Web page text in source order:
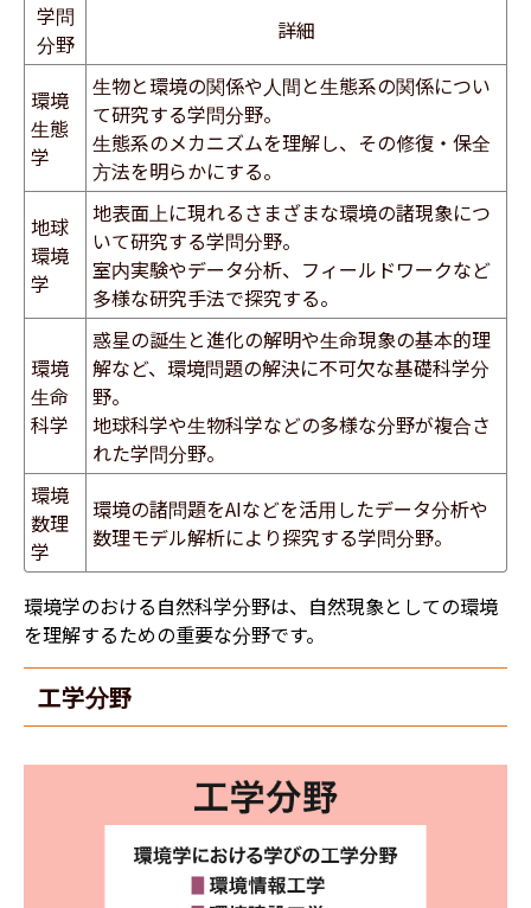
学問
分野
詳細
環境
生態
学
生物と環境の関係や人間と生態系の関係につい
て研究する学問分野。
生態系のメカニズムを理解し、その修復・保全
方法を明らかにする。
地球
環境
学
地表面上に現れるさまざまな環境の諸現象につ
いて研究する学問分野。
室内実験やデータ分析、フィールドワークなど
多様な研究手法で探究する。
環境
生命
科学
惑星の誕生と進化の解明や生命現象の基本的理
解など、環境問題の解決に不可欠な基礎科学分
野。
地球科学や生物科学などの多様な分野が複合さ
れた学問分野。
環境
数理
学
環境の諸問題をAIなどを活用したデータ分析や
数理モデル解析により探究する学問分野。
環境学のおける自然科学分野は、自然現象としての環境
を理解するための重要な分野です。
​​工学分野